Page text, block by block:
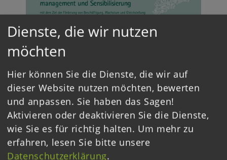
Login
Dienste, die wir nutzen
möchten
Hier können Sie die Dienste, die wir auf
dieser Website nutzen möchten, bewerten
und anpassen. Sie haben das Sagen!
Aktivieren oder deaktivieren Sie die Dienste,
wie Sie es für richtig halten. Um mehr zu
erfahren, lesen Sie bitte unsere
Datenschutzerklärung.